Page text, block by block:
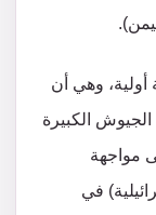
وهي أن
الكبيرة
مواجهة
في